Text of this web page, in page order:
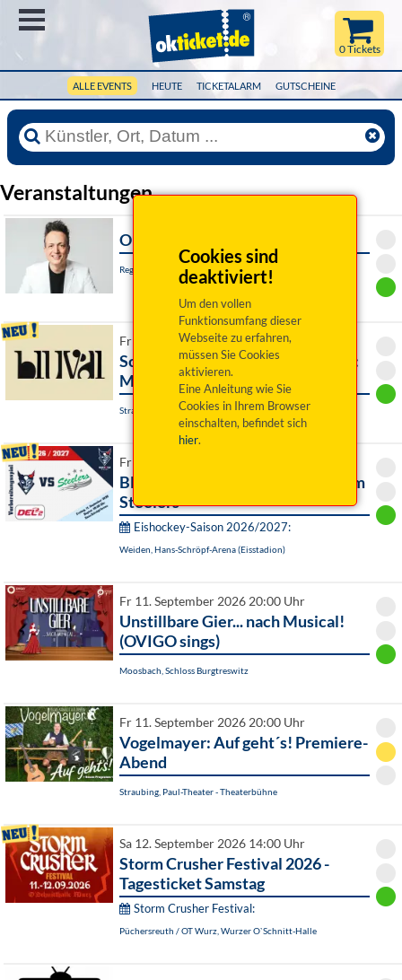
ALLE EVENTS HEUTE TICKETALARM GUTSCHEINE
0 Tickets
Cookies sind
deaktiviert!
Um den vollen
Funktionsumfang dieser
Webseite zu erfahren,
müssen Sie Cookies
aktivieren.
Eine Anleitung wie Sie
Cookies in Ihrem Browser
einschalten, befindet sich
hier.
Veranstaltungen
Olaf Bossi: Generation XY
Regensburg, Kleinkunstbühne STATT-THEATER
Fr 11. September 2026 19:30 Uhr
Schubertiade / Abschlusskonzert:
Meisterkurs Lied
Straubing, Herzogsschloss - Rittersaal
Fr 11. September 2026 20:00 Uhr
Blue Devils Weiden vs. Bietigheim
Steelers
Eishockey-Saison 2026/2027:
Weiden, Hans-Schröpf-Arena (Eisstadion)
Fr 11. September 2026 20:00 Uhr
Unstillbare Gier... nach Musical!
(OVIGO sings)
Moosbach, Schloss Burgtreswitz
Fr 11. September 2026 20:00 Uhr
Vogelmayer: Auf geht´s! Premiere-
Abend
Straubing, Paul-Theater - Theaterbühne
Sa 12. September 2026 14:00 Uhr
Storm Crusher Festival 2026 -
Tagesticket Samstag
Storm Crusher Festival:
Püchersreuth / OT Wurz, Wurzer O`Schnitt-Halle